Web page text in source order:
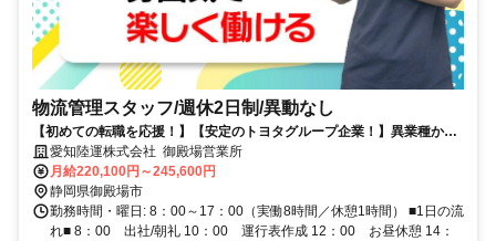
物流管理スタッフ/週休2日制/異動なし
【初めての転職を応援！】【安定のトヨタグループ企業！】異業種から
のチャレンジ、第二新卒も大歓迎！初年度年収455万円！賞与実績約4カ
月分！年間休日110日！地元で落ち着いて働きたい方にオススメです◎
愛知陸運株式会社 御殿場営業所
月給220,100円～245,600円
静岡県御殿場市
勤務時間・曜日: 8：00～17：00（実働8時間／休憩1時間） ■1日の流
れ■ 8：00 出社/朝礼 10：00 運行表作成 12：00 お昼休憩 14：